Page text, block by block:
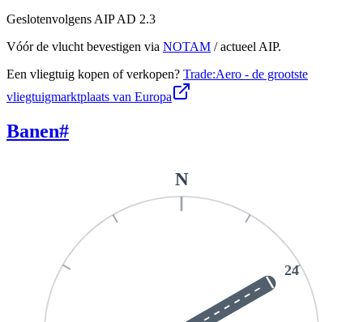
Geslotenvolgens AIP AD 2.3
Vóór de vlucht bevestigen via NOTAM / actueel AIP.
Een vliegtuig kopen of verkopen? Trade:Aero - de grootste
vliegtuigmarktplaats van Europa
Banen#
N
24